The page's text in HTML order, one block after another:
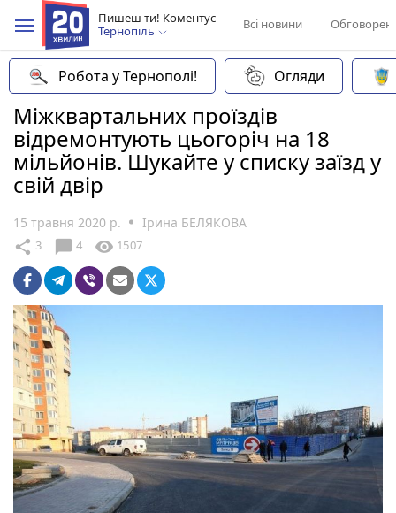
Пишеш ти! Коментує
Тернопіль
Всі новини
Робота у Тернополі! Огляди
Міжквартальних проїздів
відремонтують цьогоріч на 18
мільйонів. Шукайте у списку заїзд у
свій двір
15 травня 2020 р. Ірина БЕЛЯКОВА
share 3 chat_bubble 4 visibility 1507